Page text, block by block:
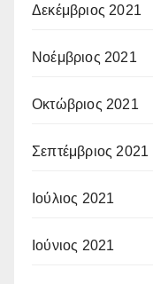
Δεκέμβριος 2021
Νοέμβριος 2021
Οκτώβριος 2021
Σεπτέμβριος 2021
Ιούλιος 2021
Ιούνιος 2021